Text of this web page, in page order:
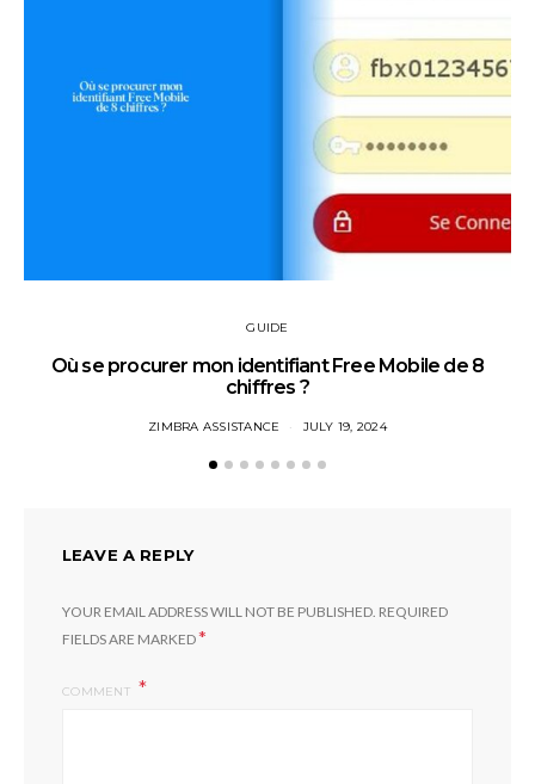
GUIDE
Où se procurer mon identifiant Free Mobile de 8
chiffres ?
ZIMBRA ASSISTANCE JULY 19, 2024
LEAVE A REPLY
YOUR EMAIL ADDRESS WILL NOT BE PUBLISHED. REQUIRED
FIELDS ARE MARKED*
COMMENT